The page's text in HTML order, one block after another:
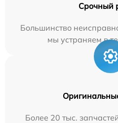
Срочный
Большинство
мы устраняем в
Более 20 тыс.